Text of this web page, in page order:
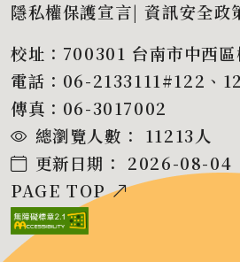
隱私權保護宣言|資訊安全政
校址：700301 台南市中西
電話：06-2133111#122、
傳真：06-3017002
總瀏覽人數：
11213人
更新日期：
2026-08-04
PAGE TOP